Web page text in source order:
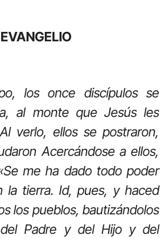
EVANGELIO
los once discípulos se
al monte que Jesús les
verlo, ellos se postraron,
Acercándose a ellos,
me ha dado todo poder
la tierra. Id, pues, y haced
los pueblos, bautizándolos
Padre y del Hijo y del